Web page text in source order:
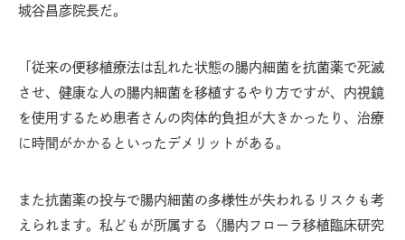
城谷昌彦院長だ。
「従来の便移植療法は乱れた状態の腸内細菌を抗菌薬で死滅
させ、健康な人の腸内細菌を移植するやり方ですが、内視鏡
を使用するため患者さんの肉体的負担が大きかったり、治療
に時間がかかるといったデメリットがある。
また抗菌薬の投与で腸内細菌の多様性が失われるリスクも考
えられます。私どもが所属する〈腸内フローラ移植臨床研究